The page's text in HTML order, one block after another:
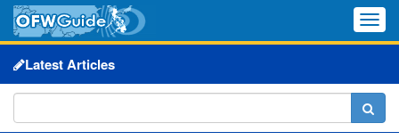
Toggle
Latest Articles